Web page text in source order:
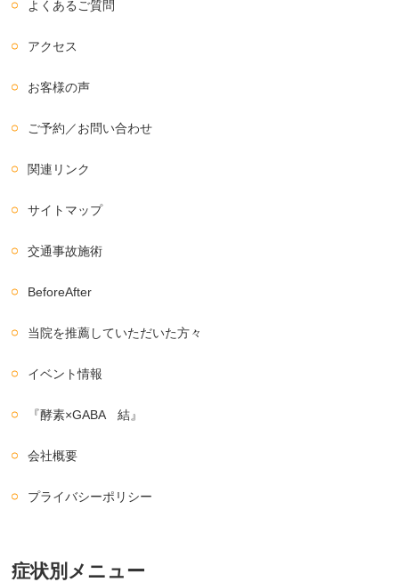
よくあるご質問
アクセス
お客様の声
ご予約／お問い合わせ
関連リンク
サイトマップ
交通事故施術
BeforeAfter
当院を推薦していただいた方々
イベント情報
『酵素×GABA 結』
会社概要
プライバシーポリシー
症状別メニュー